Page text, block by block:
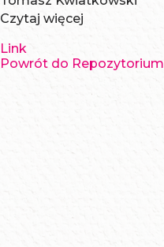
Czytaj więcej
Link
Powrót do Repozytorium